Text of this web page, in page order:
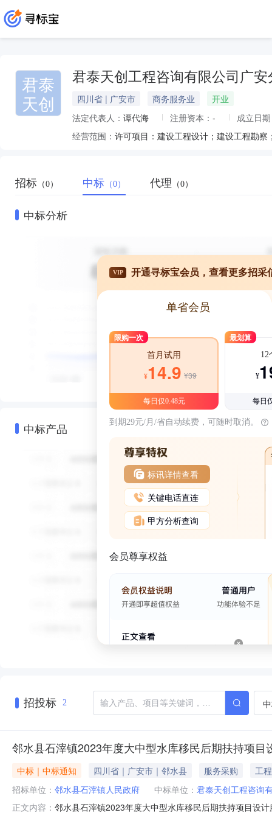
君泰
天创
君泰天创工程咨询有限公司广安
四川省 | 广安市 商务服务业
开业
法定代表人： 谭代海 注册资本： -
成立日
经营范围：
招标 （0） 中标 （0） 代理 （0）
中标分析
中标产品
VIP 开通寻标宝会员，查看更多招采
单省会员
限购一次
首月试用
¥14.9 ¥39
每日仅0.48元
最划算
12
¥
每日
到期29元/月/省自动续费，可随时取消。
标讯详情查看
关键电话直连
甲方分析查询
会员尊享权益
招投标 2
邻水县石滓镇2023年度大中型水库移民后期扶持项目
中标｜中标通知 四川省｜广安市｜邻水县 服务采购
工程
招标单位： 邻水县石滓镇人民政府 中标单位： 君泰天创工程咨询
正文内容： 邻水县石滓镇2023年度大中型水库移民后期扶持项目设